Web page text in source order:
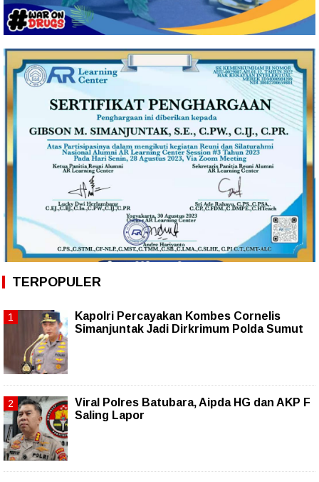
TERPOPULER
Kapolri Percayakan Kombes Cornelis
Simanjuntak Jadi Dirkrimum Polda Sumut
Viral Polres Batubara, Aipda HG dan AKP F
Saling Lapor